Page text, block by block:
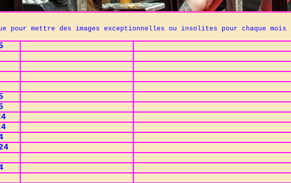
mettre des images exceptionnelles ou insolites pour chaque